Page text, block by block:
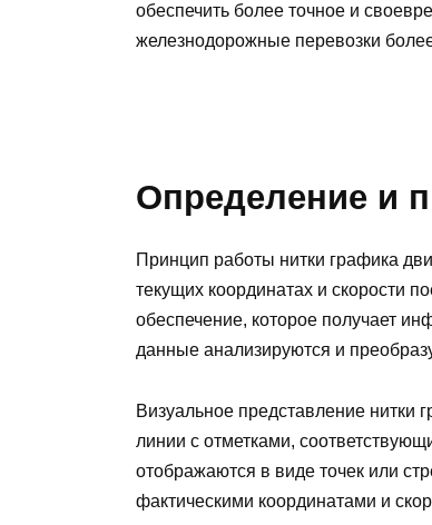
обеспечить более точное и
железнодорожные перевозки
Определение и
Принцип работы нитки графика
текущих координатах и скорости
обеспечение, которое получает
данные анализируются и
Визуальное представление нитки
линии с отметками,
отображаются в виде точек или
фактическими координатами и